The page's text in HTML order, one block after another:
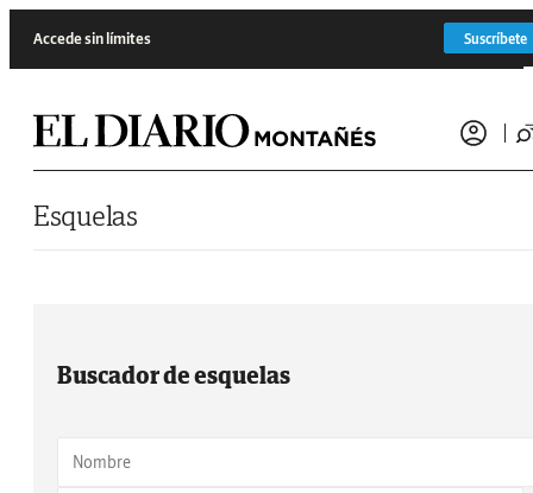
Accede sin límites Suscríbete
Esquelas
Buscador de esquelas